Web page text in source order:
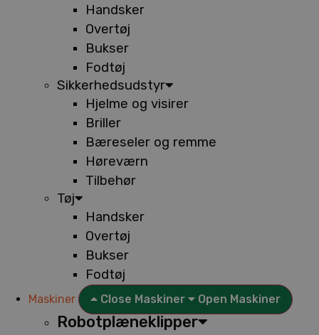
Handsker
Overtøj
Bukser
Fodtøj
Sikkerhedsudstyr
Hjelme og visirer
Briller
Bæreseler og remme
Høreværn
Tilbehør
Tøj
Handsker
Overtøj
Bukser
Fodtøj
Maskiner Close Maskiner Open Maskiner
Robotplæneklipper